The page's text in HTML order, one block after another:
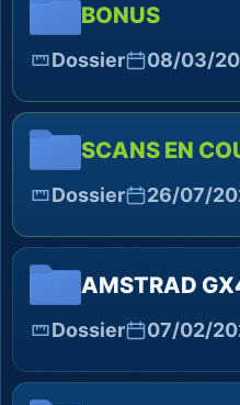
BONUS
Dossier 08/03/
SCANS EN
Dossier 26/07/
AMSTRAD
Dossier 07/02/